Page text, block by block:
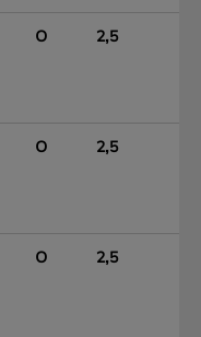
O 2,5
O 2,5
O 2,5